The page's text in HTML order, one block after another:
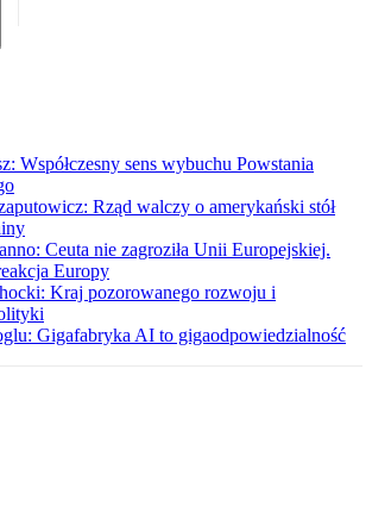
Współczesny sens wybuchu Powstania
Rząd walczy o amerykański stół
Ceuta nie zagroziła Unii Europejskiej.
Europy
Kraj pozorowanego rozwoju i
Gigafabryka AI to gigaodpowiedzialność